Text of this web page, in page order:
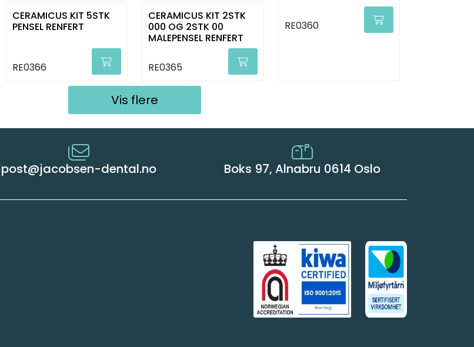
CERAMICUS KIT 5STK
PENSEL RENFERT
RE0366
CERAMICUS KIT 2STK
000 OG 2STK 00
MALEPENSEL RENFERT
RE0365
RE0360
Vis flere
post@jacobsen-dental.no Boks 97, Alnabru 0614 Oslo